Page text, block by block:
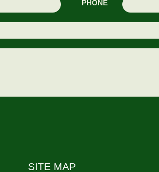
PHONE
SITE MAP